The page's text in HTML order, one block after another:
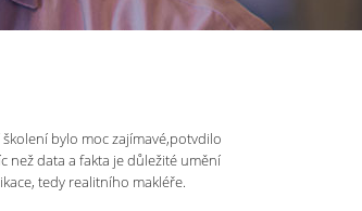
školení bylo moc zajímavé,potvdilo
než data a fakta je důležité umění
tedy realitního makléře.